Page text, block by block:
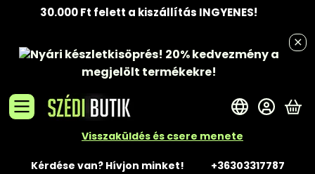
30.000 Ft felett a kiszállítás INGYENES!
Nyári készletkisöprés! 20% kedvezménya
megjelölt termékekre!
Visszaküldés és csere menete
Kérdése van? Hívjon minket! +36303317787
A